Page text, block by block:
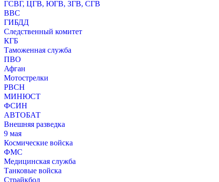
ГСВГ, ЦГВ, ЮГВ, ЗГВ, СГВ
ВВС
ГИБДД
Следственный комитет
КГБ
Таможенная служба
ПВО
Афган
Мотострелки
РВСН
МИНЮСТ
ФСИН
АВТОБАТ
Внешняя разведка
9 мая
Космические войска
ФМС
Медицинская служба
Танковые войска
Страйкбол